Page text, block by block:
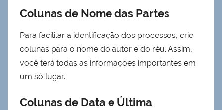
Colunas de Nome das Partes
Para facilitar a identificação dos processos, crie
colunas para o nome do autor e do réu. Assim,
você terá todas as informações importantes em
um só lugar.
Colunas de Data e Última